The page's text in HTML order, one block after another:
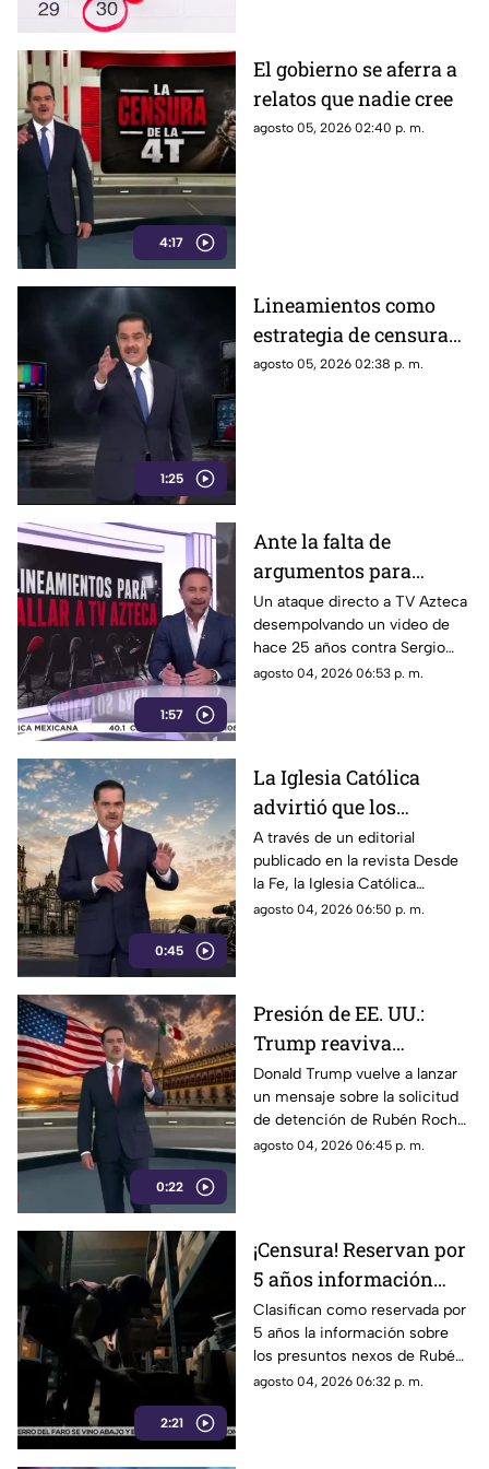
4:17
El gobierno se aferra a
relatos que nadie cree
agosto 05, 2026 02:40 p. m.
1:25
Lineamientos como
estrategia de censura
contra los ciudadanos
agosto 05, 2026 02:38 p. m.
1:57
Ante la falta de
argumentos para
justificar lineamientos
diseñados para
censurar, el Gobierno
recurrió a la
Un ataque directo a TV Azteca
desempolvando un video de
hace 25 años contra Sergio
Sarmiento. No es una disputa
agosto 04, 2026 06:53 p. m.
0:45
La Iglesia Católica
advirtió que los
lineamientos para la
defensa de las
audiencias podrían
convertirse en un
A través de un editorial
publicado en la revista Desde
la Fe, la Iglesia Católica
advirtió que los lineamientos
agosto 04, 2026 06:50 p. m.
0:22
Presión de EE. UU.:
Trump reaviva
señalamientos contra
Rubén Rocha Moya y
Enrique Inzunza
Donald Trump vuelve a lanzar
un mensaje sobre la solicitud
de detención de Rubén Rocha
Moya y Enrique Inzunza.
agosto 04, 2026 06:45 p. m.
2:21
¡Censura! Reservan por
5 años información
sobre presuntos nexos
de Rocha Moya e
Inzunza con el crimen
Clasifican como reservada por
5 años la información sobre
los presuntos nexos de Rubén
Rocha Moya y Enrique Inzunza
agosto 04, 2026 06:32 p. m.